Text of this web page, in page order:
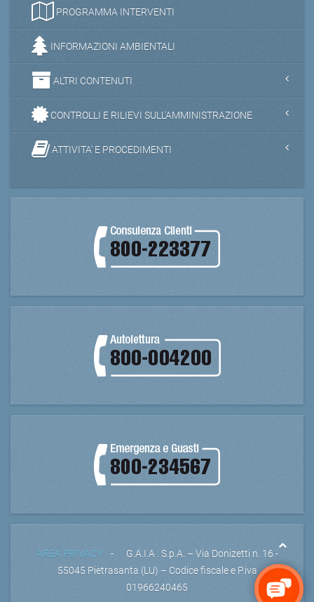
PROGRAMMA INTERVENTI
INFORMAZIONI AMBIENTALI
ALTRI CONTENUTI
CONTROLLI E RILIEVI SULL'AMMINISTRAZIONE
ATTIVITA' E PROCEDIMENTI
AREA PRIVACY- G.A.I.A . S.p.A. – Via Donizetti n. 16 -
55045 Pietrasanta (LU) – Codice fiscale e P.iva
01966240465